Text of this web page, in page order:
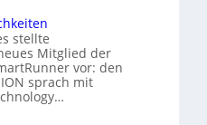
stellte
Mitglied der
vor: den
sprach mit